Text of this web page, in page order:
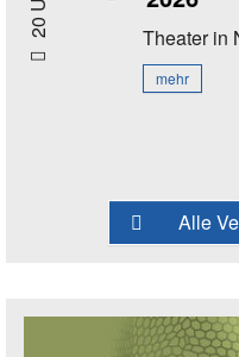
Theaterin
mehr
Alle